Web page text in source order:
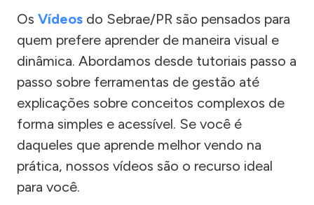
Os Vídeos do Sebrae/PR são pensados para
quem prefere aprender de maneira visual e
dinâmica. Abordamos desde tutoriais passo a
passo sobre ferramentas de gestão até
explicações sobre conceitos complexos de
forma simples e acessível. Se você é
daqueles que aprende melhor vendo na
prática, nossos vídeos são o recurso ideal
para você.